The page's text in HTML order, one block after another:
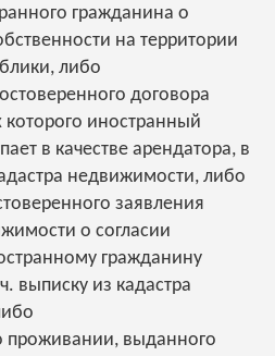
гражданина о
на территории
либо
договора
иностранный
в качестве арендатора, в
недвижимости, либо
заявления
о согласии
гражданину
выписку из кадастра
проживании, выданного